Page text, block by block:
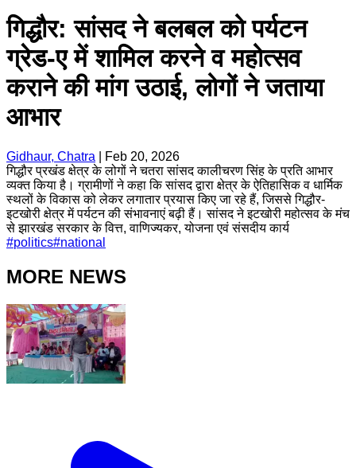
गिद्धौर: सांसद ने बलबल को पर्यटन
ग्रेड-ए में शामिल करने व महोत्सव
कराने की मांग उठाई, लोगों ने जताया
आभार
Gidhaur, Chatra
Feb 20, 2026
गिद्धौर प्रखंड क्षेत्र के लोगों ने चतरा सांसद कालीचरण सिंह के प्रति आभार
व्यक्त किया है। ग्रामीणों ने कहा कि सांसद द्वारा क्षेत्र के ऐतिहासिक व धार्मिक
स्थलों के विकास को लेकर लगातार प्रयास किए जा रहे हैं, जिससे गिद्धौर-
इटखोरी क्षेत्र में पर्यटन की संभावनाएं बढ़ी हैं। सांसद ने इटखोरी महोत्सव के मंच
से झारखंड सरकार के वित्त, वाणिज्यकर, योजना एवं संसदीय कार्य
#politics#national
MORE NEWS